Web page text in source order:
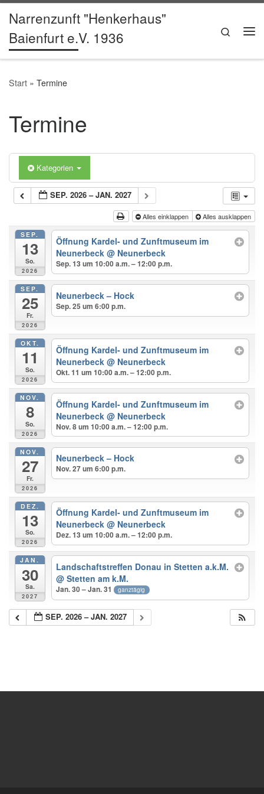
Zum Inhalt springen
Narrenzunft "Henkerhaus"
Baienfurt e.V. 1936
Search
Start » Termine
Termine
Kategorien
SEP. 2026 – JAN. 2027
Alles einklappen Alles ausklappen
SEP.
13
So.
2026
Öffnung Kardel- und Zunftmuseum im
Neunerbeck@ Neunerbeck
Sep. 13 um 10:00 a.m. – 12:00 p.m.
SEP.
25
Fr.
2026
Neunerbeck – Hock
Sep. 25 um 6:00 p.m.
OKT.
11
So.
2026
Öffnung Kardel- und Zunftmuseum im
Neunerbeck@ Neunerbeck
Okt. 11 um 10:00 a.m. – 12:00 p.m.
NOV.
8
So.
2026
Öffnung Kardel- und Zunftmuseum im
Neunerbeck@ Neunerbeck
Nov. 8 um 10:00 a.m. – 12:00 p.m.
NOV.
27
Fr.
2026
Neunerbeck – Hock
Nov. 27 um 6:00 p.m.
DEZ.
13
So.
2026
Öffnung Kardel- und Zunftmuseum im
Neunerbeck@ Neunerbeck
Dez. 13 um 10:00 a.m. – 12:00 p.m.
JAN.
30
Sa.
2027
Landschaftstreffen Donau in Stetten a.k.M.
@ Stetten am k.M.
Jan. 30 – Jan. 31 ganztägig
SEP. 2026 – JAN. 2027